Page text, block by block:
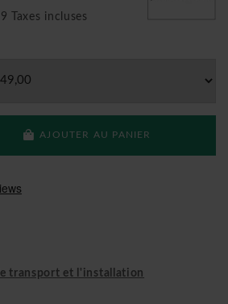
Taxes incluses
AJOUTER AU PANIER
transport et l'installation